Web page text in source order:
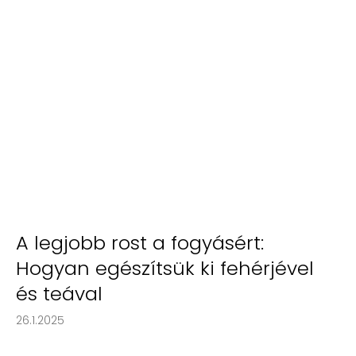
A legjobb rost a fogyásért:
Hogyan egészítsük ki fehérjével
és teával
26.1.2025